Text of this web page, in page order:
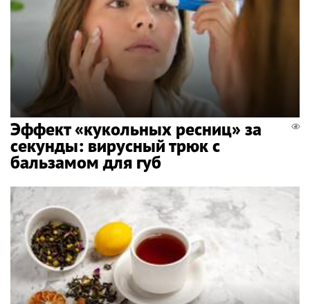
Эффект «кукольных ресниц» за
секунды: вирусный трюк с
бальзамом для губ